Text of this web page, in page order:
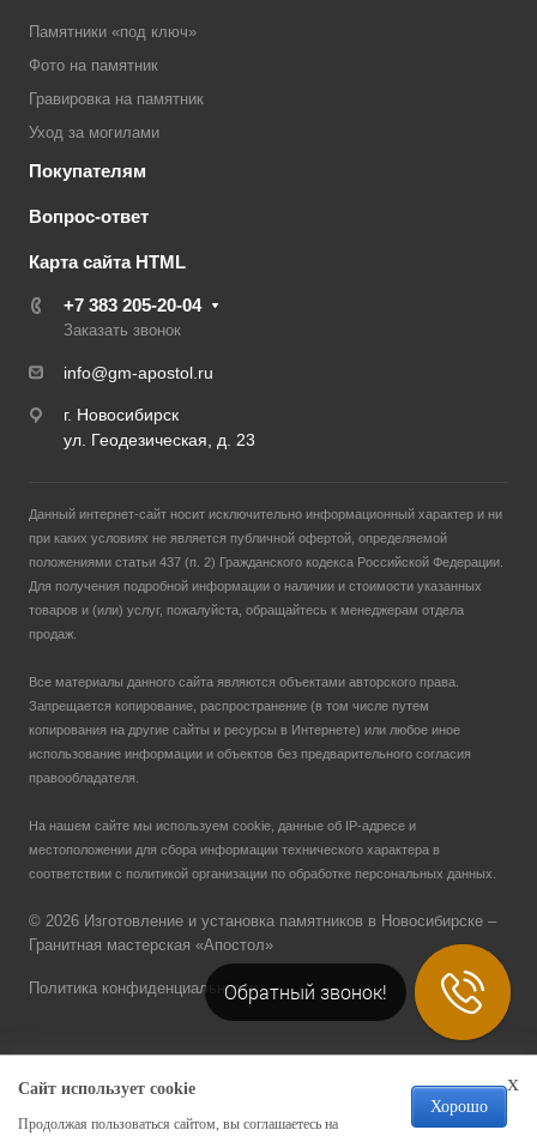
Памятники «под ключ»
Фото на памятник
Гравировка на памятник
Уход за могилами
Покупателям
Вопрос-ответ
Карта сайта HTML
+7 383 205-20-04
Заказать звонок
info@gm-apostol.ru
г. Новосибирск
ул. Геодезическая, д. 23
Данный интернет-сайт носит исключительно информационный характер и ни
при каких условиях не является публичной офертой, определяемой
положениями статьи 437 (п. 2) Гражданского кодекса Российской Федерации.
Для получения подробной информации о наличии и стоимости указанных
товаров и (или) услуг, пожалуйста, обращайтесь к менеджерам отдела
продаж.
Все материалы данного сайта являются объектами авторского права.
Запрещается копирование, распространение (в том числе путем
копирования на другие сайты и ресурсы в Интернете) или любое иное
использование информации и объектов без предварительного согласия
правообладателя.
На нашем сайте мы используем cookie, данные об IP-адресе и
местоположении для сбора информации технического характера в
соответствии с политикой организации по обработке персональных данных.
© 2026 Изготовление и установка памятников в Новосибирске –
Гранитная мастерская «Апостол»
Политика конфиденциальностиОбратный звонок!
x
Сайт использует cookie
Продолжая пользоваться сайтом, вы соглашаетесь на
Хорошо